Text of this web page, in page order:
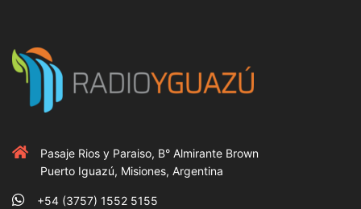
Pasaje Rios y Paraiso, B° Almirante Brown
Puerto Iguazú, Misiones, Argentina
+54 (3757) 1552 5155